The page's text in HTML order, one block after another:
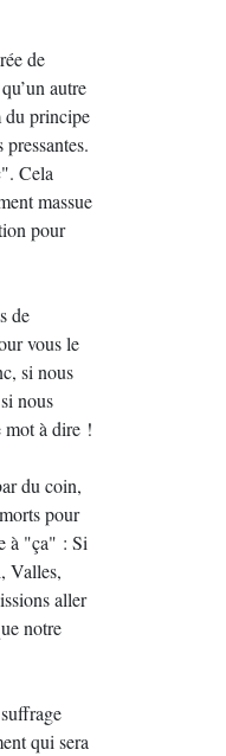
de
autre
du principe
Cela
massue
pour
de
vous le
si nous
nous
mot à dire !
du coin,
pour
à "ça" : Si
Valles,
aller
notre
qui sera